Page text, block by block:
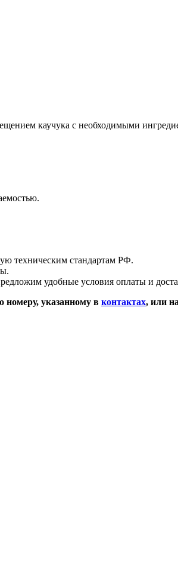
каучука с необходимыми
техническим стандартам РФ.
удобные условия оплаты и
указанному в контактах, или